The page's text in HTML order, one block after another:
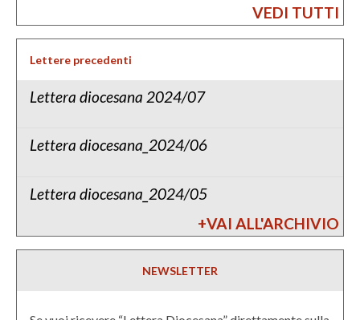
VEDI TUTTI
Lettere precedenti
Lettera diocesana 2024/07
Lettera diocesana_2024/06
Lettera diocesana_2024/05
+VAI ALL'ARCHIVIO
NEWSLETTER